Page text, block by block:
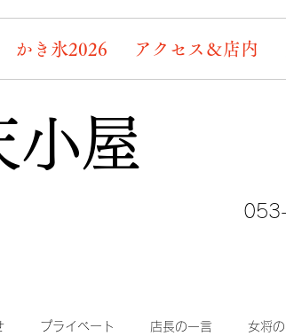
かき氷2026 アクセス＆店内
小屋
プライベート 店長の一言 女将